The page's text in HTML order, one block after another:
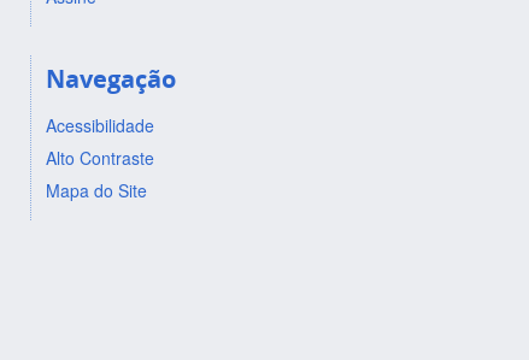
Navegação
Acessibilidade
Alto Contraste
Mapa do Site